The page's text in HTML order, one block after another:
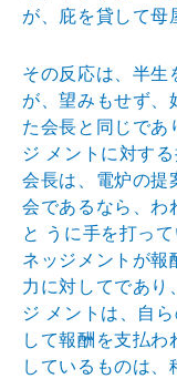
が、庇を貸して母
その反応は、半生
が、望みもせず、
た会長と同じであ
ジ メントに対す
会長は、電炉の提
会であるなら、わ
と うに手を打っ
ネッジメントが報
力に対してであり
ジ メントは、自
して報酬を支払
しているものは、